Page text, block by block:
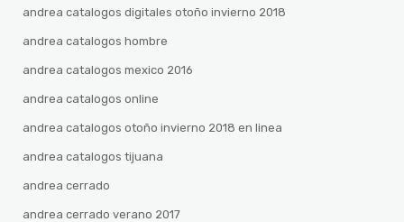
andrea catalogos digitales otoño invierno 2018
andrea catalogos hombre
andrea catalogos mexico 2016
andrea catalogos online
andrea catalogos otoño invierno 2018 en linea
andrea catalogos tijuana
andrea cerrado
andrea cerrado verano 2017